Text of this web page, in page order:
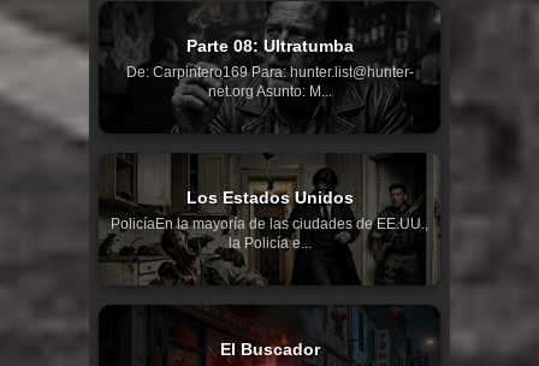
Parte 08: Ultratumba
De: Carpintero169 Para: hunter.list@hunter-
net.org Asunto: M...
Los Estados Unidos
PolicíaEn la mayoría de las ciudades de EE.UU.,
la Policía e...
El Buscador